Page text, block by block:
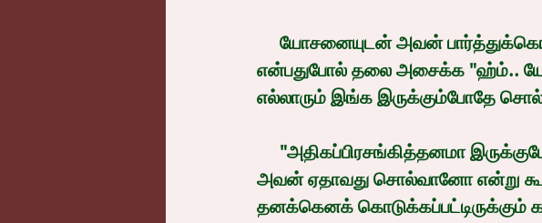
என்பதுபோல் தலை அசைக்க "ஹ்ம்..
எல்லாரும் இங்க இருக்கும்போதே
அவன் ஏதாவது சொல்வானோ என்று
தனக்கெனக் கொடுக்கப்பட்டிருக்கும்